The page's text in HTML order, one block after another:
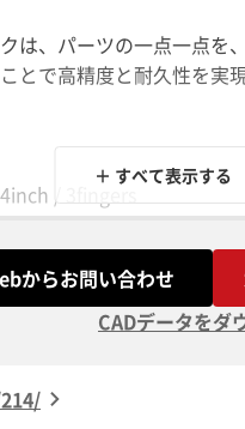
は、パーツの一点一点を
とで高精度と耐久性を実
/ 3fingers
裏面中央
精度
能
＋ すべて表示する
からお問い合わせ
CADデータをダ